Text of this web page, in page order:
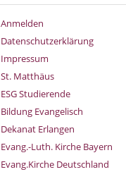
Anmelden
Datenschutzerklärung
Impressum
St. Matthäus
ESG Studierende
Bildung Evangelisch
Dekanat Erlangen
Evang.-Luth. Kirche Bayern
Evang.Kirche Deutschland